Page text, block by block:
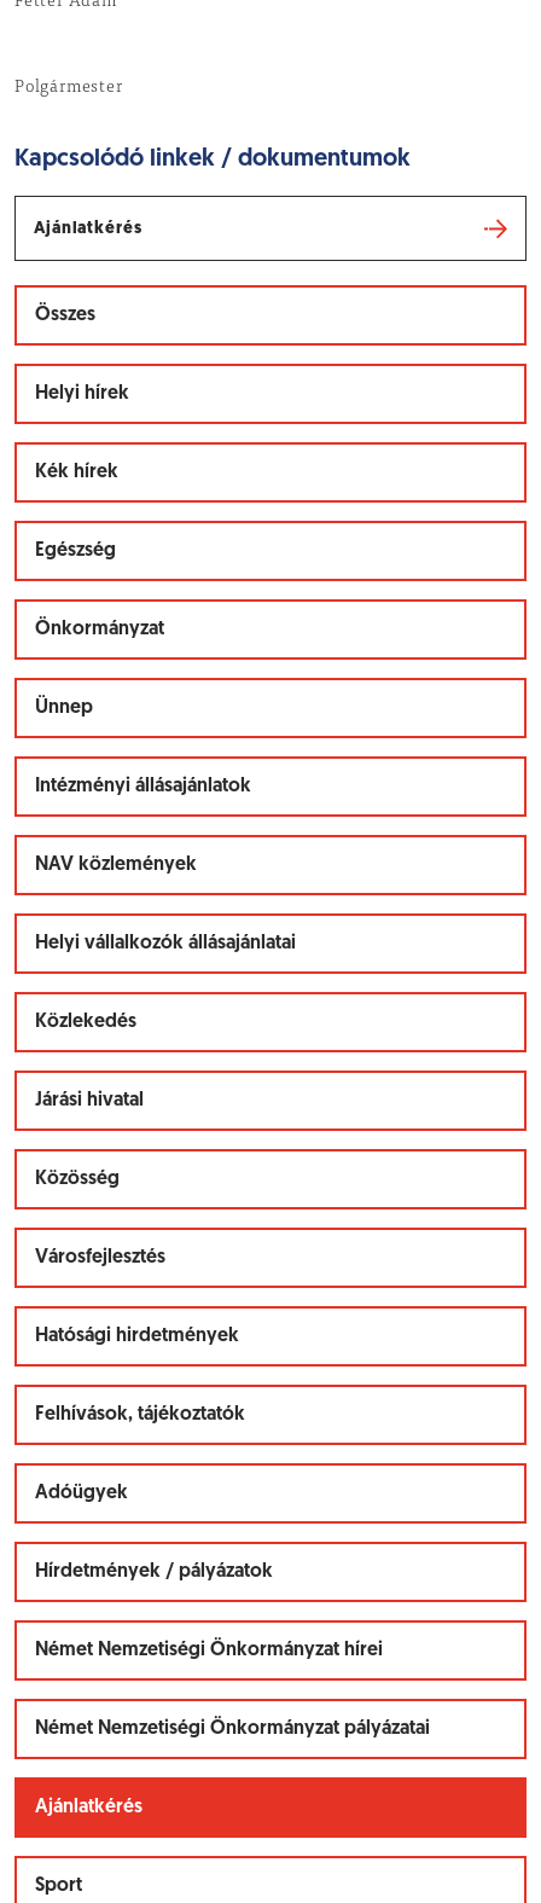
Polgármester
Kapcsolódó linkek / dokumentumok
Ajánlatkérés
Összes
Helyi hírek
Kék hírek
Egészség
Önkormányzat
Ünnep
Intézményi állásajánlatok
NAV közlemények
Helyi vállalkozók állásajánlatai
Közlekedés
Járási hivatal
Közösség
Városfejlesztés
Hatósági hirdetmények
Felhívások, tájékoztatók
Adóügyek
Hírdetmények / pályázatok
Német Nemzetiségi Önkormányzat hírei
Német Nemzetiségi Önkormányzat pályázatai
Ajánlatkérés
Sport